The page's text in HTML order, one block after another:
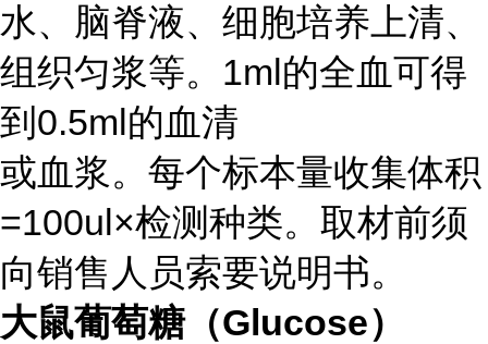
水、脑脊液、细胞培养上清、
组织匀浆等。1ml的全血可得
到0.5ml的血清
或血浆。每个标本量收集体积
=100ul×检测种类。取材前须
向销售人员索要说明书。
大鼠葡萄糖（Glucose）